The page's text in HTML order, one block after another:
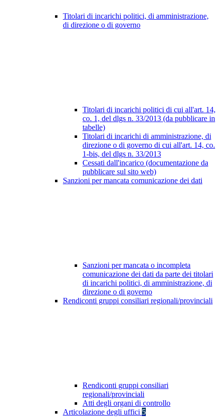
Titolari di incarichi politici, di amministrazione,
di direzione o di governo
Titolari di incarichi politici di cui all'art. 14,
co. 1, del dlgs n. 33/2013 (da pubblicare in
tabelle)
Titolari di incarichi di amministrazione, di
direzione o di governo di cui all'art. 14, co.
1-bis, del dlgs n. 33/2013
Cessati dall'incarico (documentazione da
pubblicare sul sito web)
Sanzioni per mancata comunicazione dei dati
Sanzioni per mancata o incompleta
comunicazione dei dati da parte dei titolari
di incarichi politici, di amministrazione, di
direzione o di governo
Rendiconti gruppi consiliari regionali/provinciali
Rendiconti gruppi consiliari
regionali/provinciali
Atti degli organi di controllo
Articolazione degli uffici 5